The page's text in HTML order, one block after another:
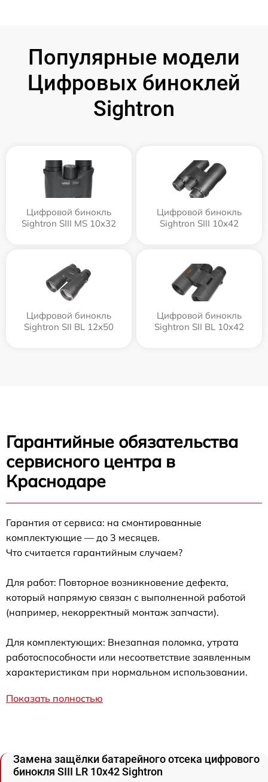
Популярные модели
Цифровых биноклей
Sightron
Цифровой бинокль
Sightron SIII MS 10x32
Цифровой бинокль
Sightron SIII 10x42
Цифровой бинокль
Sightron SII BL 12x50
Цифровой бинокль
Sightron SII BL 10x42
Гарантийные обязательства
сервисного центра в
Краснодаре
Гарантия от сервиса: на смонтированные
комплектующие — до 3 месяцев.
Что считается гарантийным случаем?
Для работ: Повторное возникновение дефекта,
который напрямую связан с выполненной работой
(например, некорректный монтаж запчасти).
Для комплектующих: Внезапная поломка, утрата
работоспособности или несоответствие заявленным
характеристикам при нормальном использовании.
Показать полностью
Замена защёлки батарейного отсека цифрового
бинокля SIII LR 10x42 Sightron